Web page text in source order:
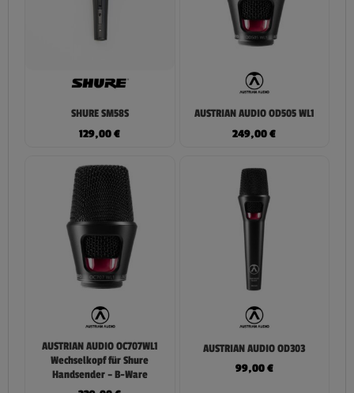
SHURE SM58S
129,00€
AUSTRIAN AUDIO OD505 WL1
249,00€
AUSTRIAN AUDIO OC707WL1
Wechselkopf für Shure
Handsender – B-Ware
AUSTRIAN AUDIO OD303
99,00€